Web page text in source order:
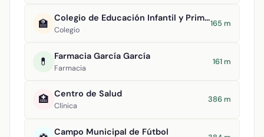
🏫 Colegio de Educación Infantil y Primaria Tomasa Gallardo
Colegio
165 m
💊 Farmacia García García
Farmacia
161 m
🏥 Centro de Salud
Clínica
386 m
Campo Municipal de Fútbol